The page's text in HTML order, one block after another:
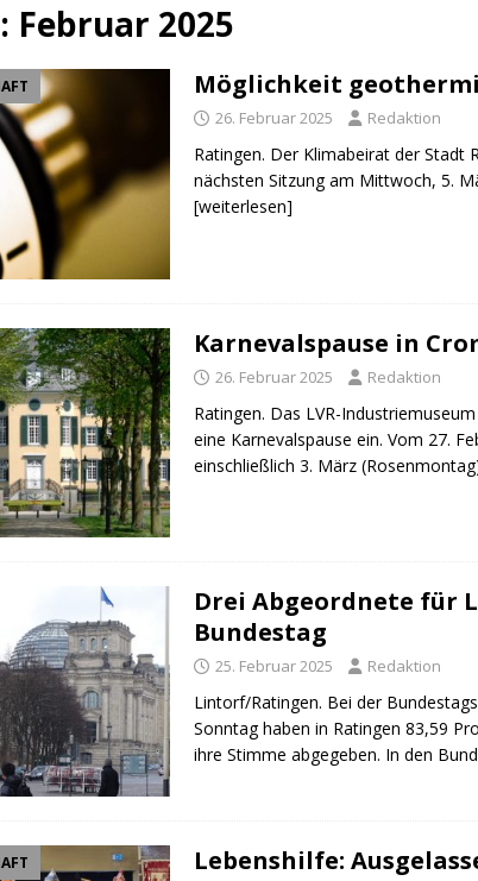
Februar 2025
Möglichkeit
26. Februar 2025 Redaktion
Ratingen. Der Klimabeirat der Stadt
nächsten Sitzung am Mittwoch, 5.
[weiterlesen]
Karnevalspause in
26. Februar 2025 Redaktion
Ratingen. Das LVR-
eine Karnevalspause ein. Vom 27.
einschließlich 3. März
Drei Abgeordnete für
Bundestag
25. Februar 2025 Redaktion
Lintorf/Ratingen. Bei der
Sonntag haben in Ratingen 83,59
ihre Stimme abgegeben. In den
Lebenshilfe: